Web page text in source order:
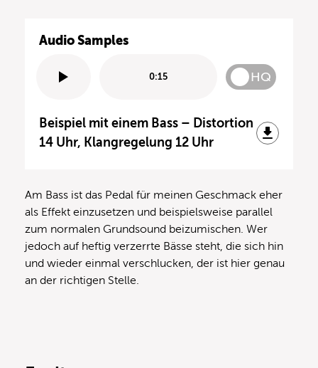
Audio Samples
0:15 HQ
Beispiel mit einem Bass – Distortion
14 Uhr, Klangregelung 12 Uhr
Am Bass ist das Pedal für meinen Geschmack eher
als Effekt einzusetzen und beispielsweise parallel
zum normalen Grundsound beizumischen. Wer
jedoch auf heftig verzerrte Bässe steht, die sich hin
und wieder einmal verschlucken, der ist hier genau
an der richtigen Stelle.